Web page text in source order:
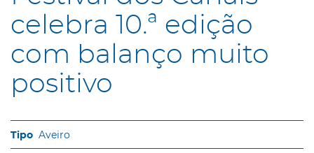
celebra 10.ª edição
com balanço muito
positivo
Aveiro